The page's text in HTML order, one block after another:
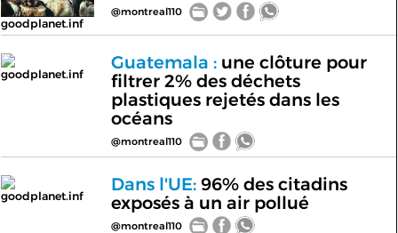
goodplanet.inf
@montreal110
goodplanet.inf
Guatemala :une clôture pour
filtrer 2% des déchets
plastiques rejetés dans les
océans
@montreal110
goodplanet.inf
Dans l'UE:96% des citadins
exposés à un air pollué
@montreal110